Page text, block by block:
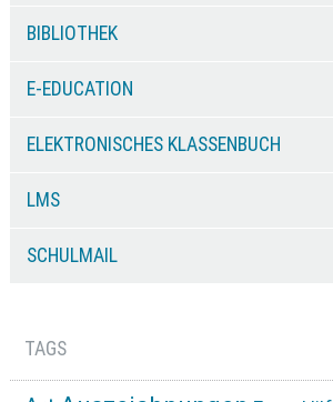
BIBLIOTHEK
E-EDUCATION
ELEKTRONISCHES KLASSENBUCH
LMS
SCHULMAIL
TAGS